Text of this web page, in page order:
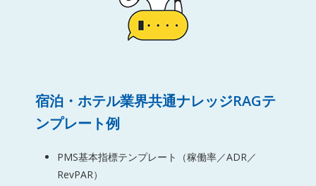
宿泊・ホテル業界共通ナレッジRAGテ
ンプレート例
PMS基本指標テンプレート（稼働率／ADR／
RevPAR）